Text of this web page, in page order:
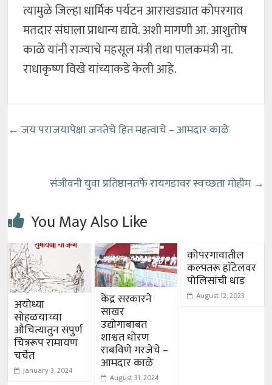
त्यामुळे जिल्हा धार्मिक पर्यटन आराखड्यात कोपरगाव
मतदार संघाला प्राधान्य द्यावे. अशी मागणी आ. आशुतोष
काळे यांनी राज्याचे महसूल मंत्री तथा पालकमंत्री ना.
राधाकृष्ण विखे यांच्याकडे केली आहे.
← जय पराजयापेक्षा जनतेचे हित महत्वाचे – आमदार काळे
संजीवनी युवा प्रतिष्ठानतर्फे रायगडावर स्वच्छता मोहीम →
You May Also Like
अयोध्या
सोहळयाच्या
औचित्यातुन संपुर्ण
चित्ररूप रामायण
चर्चेत
January 3, 2024
केंद्र सरकारने
साखर
उद्योगाबाबत
शाश्वत धोरण
राबविणे गरजेचे –
आमदार काळे
August 31, 2024
कोपरगावातील
कल्पतरू हाॅटेलवर
पोलिसांची धाड
August 12, 2023